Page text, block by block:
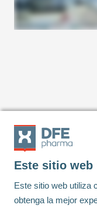
Este sitio
Este sitio web utiliza
obtenga la mejor
Footer